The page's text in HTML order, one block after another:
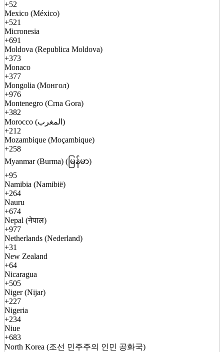
+52
Mexico (México)
+521
Micronesia
+691
Moldova (Republica Moldova)
+373
Monaco
+377
Mongolia (Монгол)
+976
Montenegro (Crna Gora)
+382
Morocco (المغرب)
+212
Mozambique (Moçambique)
+258
Myanmar (Burma) (မြန်မာ)
+95
Namibia (Namibië)
+264
Nauru
+674
Nepal (नेपाल)
+977
Netherlands (Nederland)
+31
New Zealand
+64
Nicaragua
+505
Niger (Nijar)
+227
Nigeria
+234
Niue
+683
North Korea (조선 민주주의 인민 공화국)